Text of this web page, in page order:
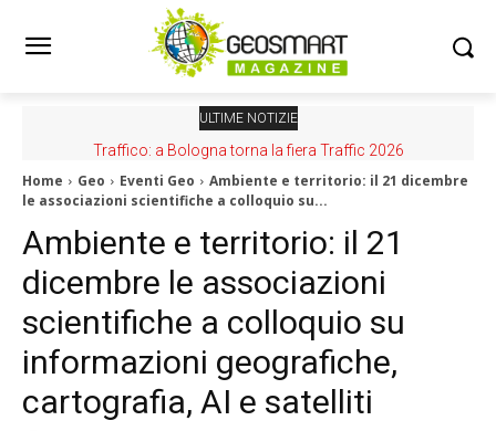
ULTIME NOTIZIE
Traffico: a Bologna torna la fiera Traffic 2026
Home Geo Eventi Geo
Ambiente e territorio: il 21 dicembre
le associazioni scientifiche a colloquio su...
Ambiente e territorio: il 21
dicembre le associazioni
scientifiche a colloquio su
informazioni geografiche,
cartografia, AI e satelliti